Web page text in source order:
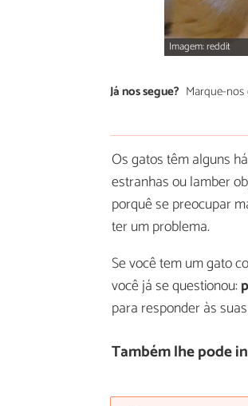
Imagem: reddit
Já nos segue? Marque-
Os gatos têm alguns
estranhas ou lamber
porquê se preocupar
ter um problema.
Se você tem um gato
você já se questionou:
para responder às
Também lhe pode